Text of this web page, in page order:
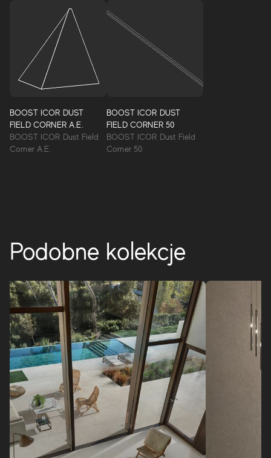
BOOST ICOR DUST
FIELD CORNER A.E.
BOOST ICOR Dust Field
Corner A.E.
BOOST ICOR DUST
FIELD CORNER 50
BOOST ICOR Dust Field
Corner 50
Boost Icor
Elegancka kolekcja gresu porcelanowego i płytek
ściennych i podłogowych z efektem wapienia, które są
niezwykle realistyczne i naturalne, dzięki czemu produkt
cement. Sześć jasnych, nowoczesnych i eleganckich
odcieni doskonale nadaje się zarówno do wnętrz, jak i na
zewnątrz.
Podobne kolekcje